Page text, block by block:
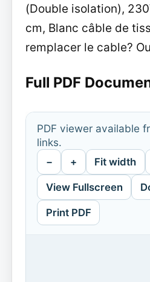
(Double isolation),
cm, Blanc câble de
remplacer le cable?
Full PDF
PDF viewer available
links.
− + Fit width
View Fullscreen
Print PDF